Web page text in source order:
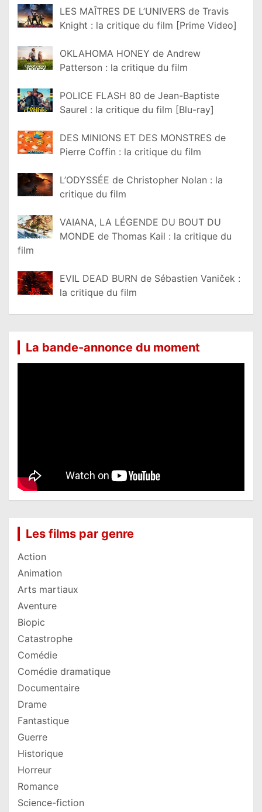
LES MAÎTRES DE L’UNIVERS de Travis
Knight : la critique du film [Prime Video]
OKLAHOMA HONEY de Andrew
Patterson : la critique du film
POLICE FLASH 80 de Jean-Baptiste
Saurel : la critique du film [Blu-ray]
DES MINIONS ET DES MONSTRES de
Pierre Coffin : la critique du film
L’ODYSSÉE de Christopher Nolan : la
critique du film
VAIANA, LA LÉGENDE DU BOUT DU
MONDE de Thomas Kail : la critique du
film
EVIL DEAD BURN de Sébastien Vaniček :
la critique du film
La bande-annonce du moment
Les films par genre
Action
Animation
Arts martiaux
Aventure
Biopic
Catastrophe
Comédie
Comédie dramatique
Documentaire
Drame
Fantastique
Guerre
Historique
Horreur
Romance
Science-fiction